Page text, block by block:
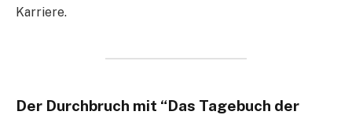
Karriere.
Der Durchbruch mit “Das Tagebuch der